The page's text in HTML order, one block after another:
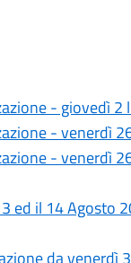
- giovedì 2
- venerdì
- venerdì
ed il 14 Agosto
da venerdì